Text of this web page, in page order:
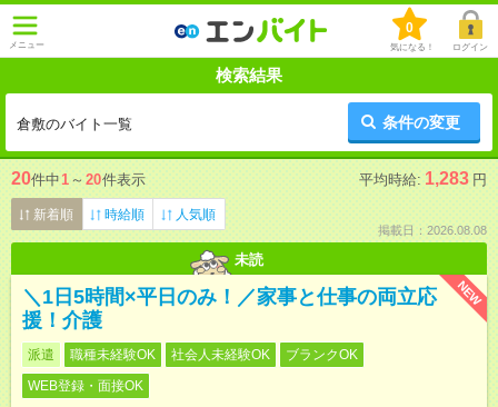
メニュー
0
気になる！ ログイン
検索結果
倉敷のバイト一覧 条件の変更
20件中1 ～ 20件表示 平均時給: 1,283 円
新着順 時給順 人気順
掲載日：2026.08.08
未読
NEW
＼1日5時間×平日のみ！／家事と仕事の両立応
援！介護
派遣 職種未経験OK 社会人未経験OK
ブランクOK
WEB登録・面接OK